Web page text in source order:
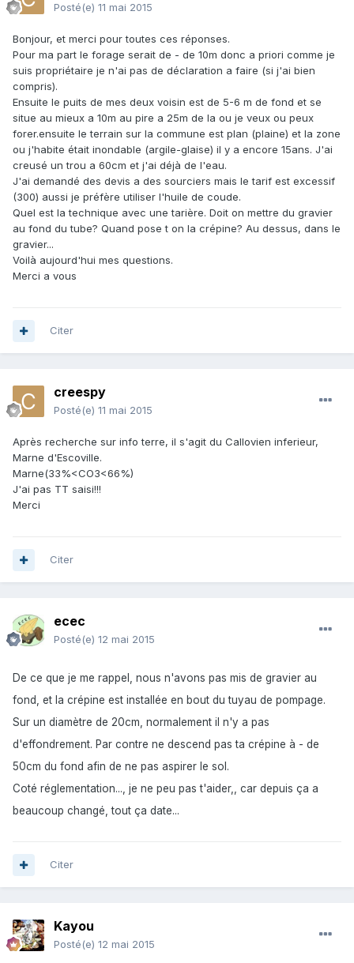
Posté(e) 11 mai 2015
Bonjour, et merci pour toutes ces réponses.
Pour ma part le forage serait de - de 10m donc a priori comme je
suis propriétaire je n'ai pas de déclaration a faire (si j'ai bien
compris).
Ensuite le puits de mes deux voisin est de 5-6 m de fond et se
situe au mieux a 10m au pire a 25m de la ou je veux ou peux
forer.ensuite le terrain sur la commune est plan (plaine) et la zone
ou j'habite était inondable (argile-glaise) il y a encore 15ans. J'ai
creusé un trou a 60cm et j'ai déjà de l'eau.
J'ai demandé des devis a des sourciers mais le tarif est excessif
(300) aussi je préfère utiliser l'huile de coude.
Quel est la technique avec une tarière. Doit on mettre du gravier
au fond du tube? Quand pose t on la crépine? Au dessus, dans le
gravier...
Voilà aujourd'hui mes questions.
Merci a vous
Citer
creespy
Posté(e) 11 mai 2015
Après recherche sur info terre, il s'agit du Callovien inferieur,
Marne d'Escoville.
Marne(33%<CO3<66%)
J'ai pas TT saisi!!!
Merci
Citer
ecec
Posté(e) 12 mai 2015
De ce que je me rappel, nous n'avons pas mis de gravier au
fond, et la crépine est installée en bout du tuyau de pompage.
Sur un diamètre de 20cm, normalement il n'y a pas
d'effondrement. Par contre ne descend pas ta crépine à - de
50cm du fond afin de ne pas aspirer le sol.
Coté réglementation..., je ne peu pas t'aider,, car depuis ça a
beaucoup changé, tout ça date...
Citer
Kayou
Posté(e) 12 mai 2015